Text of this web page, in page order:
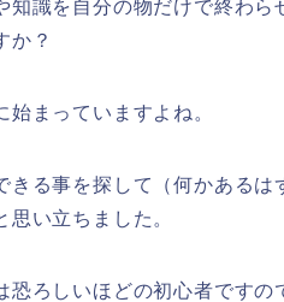
知識を自分の物だけで終わ
か？
まっていますよね。
きる事を探して（何かある
い立ちました。
恐ろしいほどの初心者です